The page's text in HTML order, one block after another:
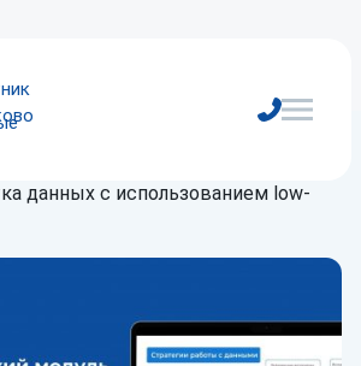
данных с использованием low-